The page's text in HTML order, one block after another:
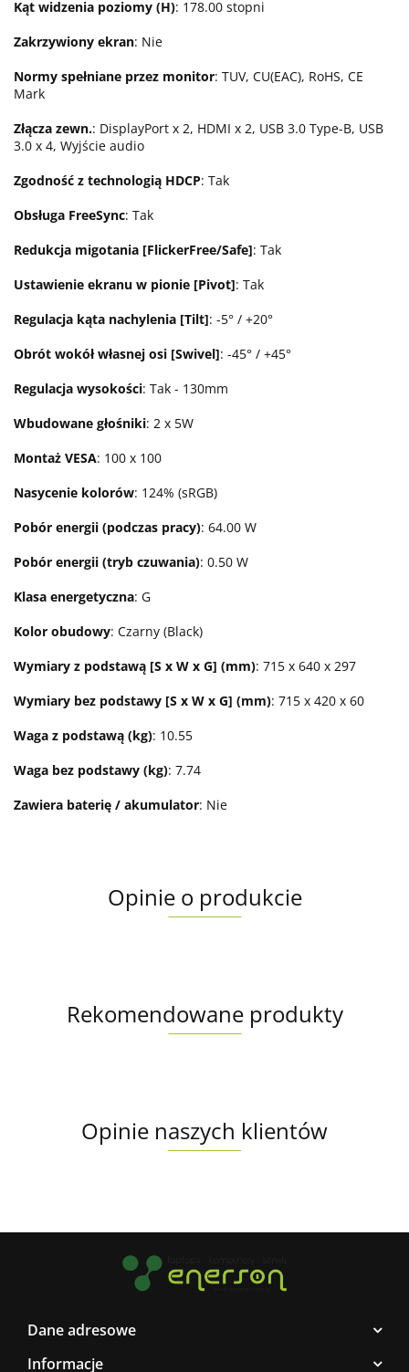
Kąt widzenia poziomy (H): 178.00 stopni
Zakrzywiony ekran: Nie
Normy spełniane przez monitor: TUV, CU(EAC), RoHS, CE
Mark
Złącza zewn.: DisplayPort x 2, HDMI x 2, USB 3.0 Type-B, USB
3.0 x 4, Wyjście audio
Zgodność z technologią HDCP: Tak
Obsługa FreeSync: Tak
Redukcja migotania [FlickerFree/Safe]: Tak
Ustawienie ekranu w pionie [Pivot]: Tak
Regulacja kąta nachylenia [Tilt]: -5° / +20°
Obrót wokół własnej osi [Swivel]: -45° / +45°
Regulacja wysokości: Tak - 130mm
Wbudowane głośniki: 2 x 5W
Montaż VESA: 100 x 100
Nasycenie kolorów: 124% (sRGB)
Pobór energii (podczas pracy): 64.00 W
Pobór energii (tryb czuwania): 0.50 W
Klasa energetyczna: G
Kolor obudowy: Czarny (Black)
Wymiary z podstawą [S x W x G] (mm): 715 x 640 x 297
Wymiary bez podstawy [S x W x G] (mm): 715 x 420 x 60
Waga z podstawą (kg): 10.55
Waga bez podstawy (kg): 7.74
Zawiera baterię / akumulator: Nie
Opinie o produkcie
Rekomendowane produkty
Opinie naszych klientów
Dane adresowe
Informacje